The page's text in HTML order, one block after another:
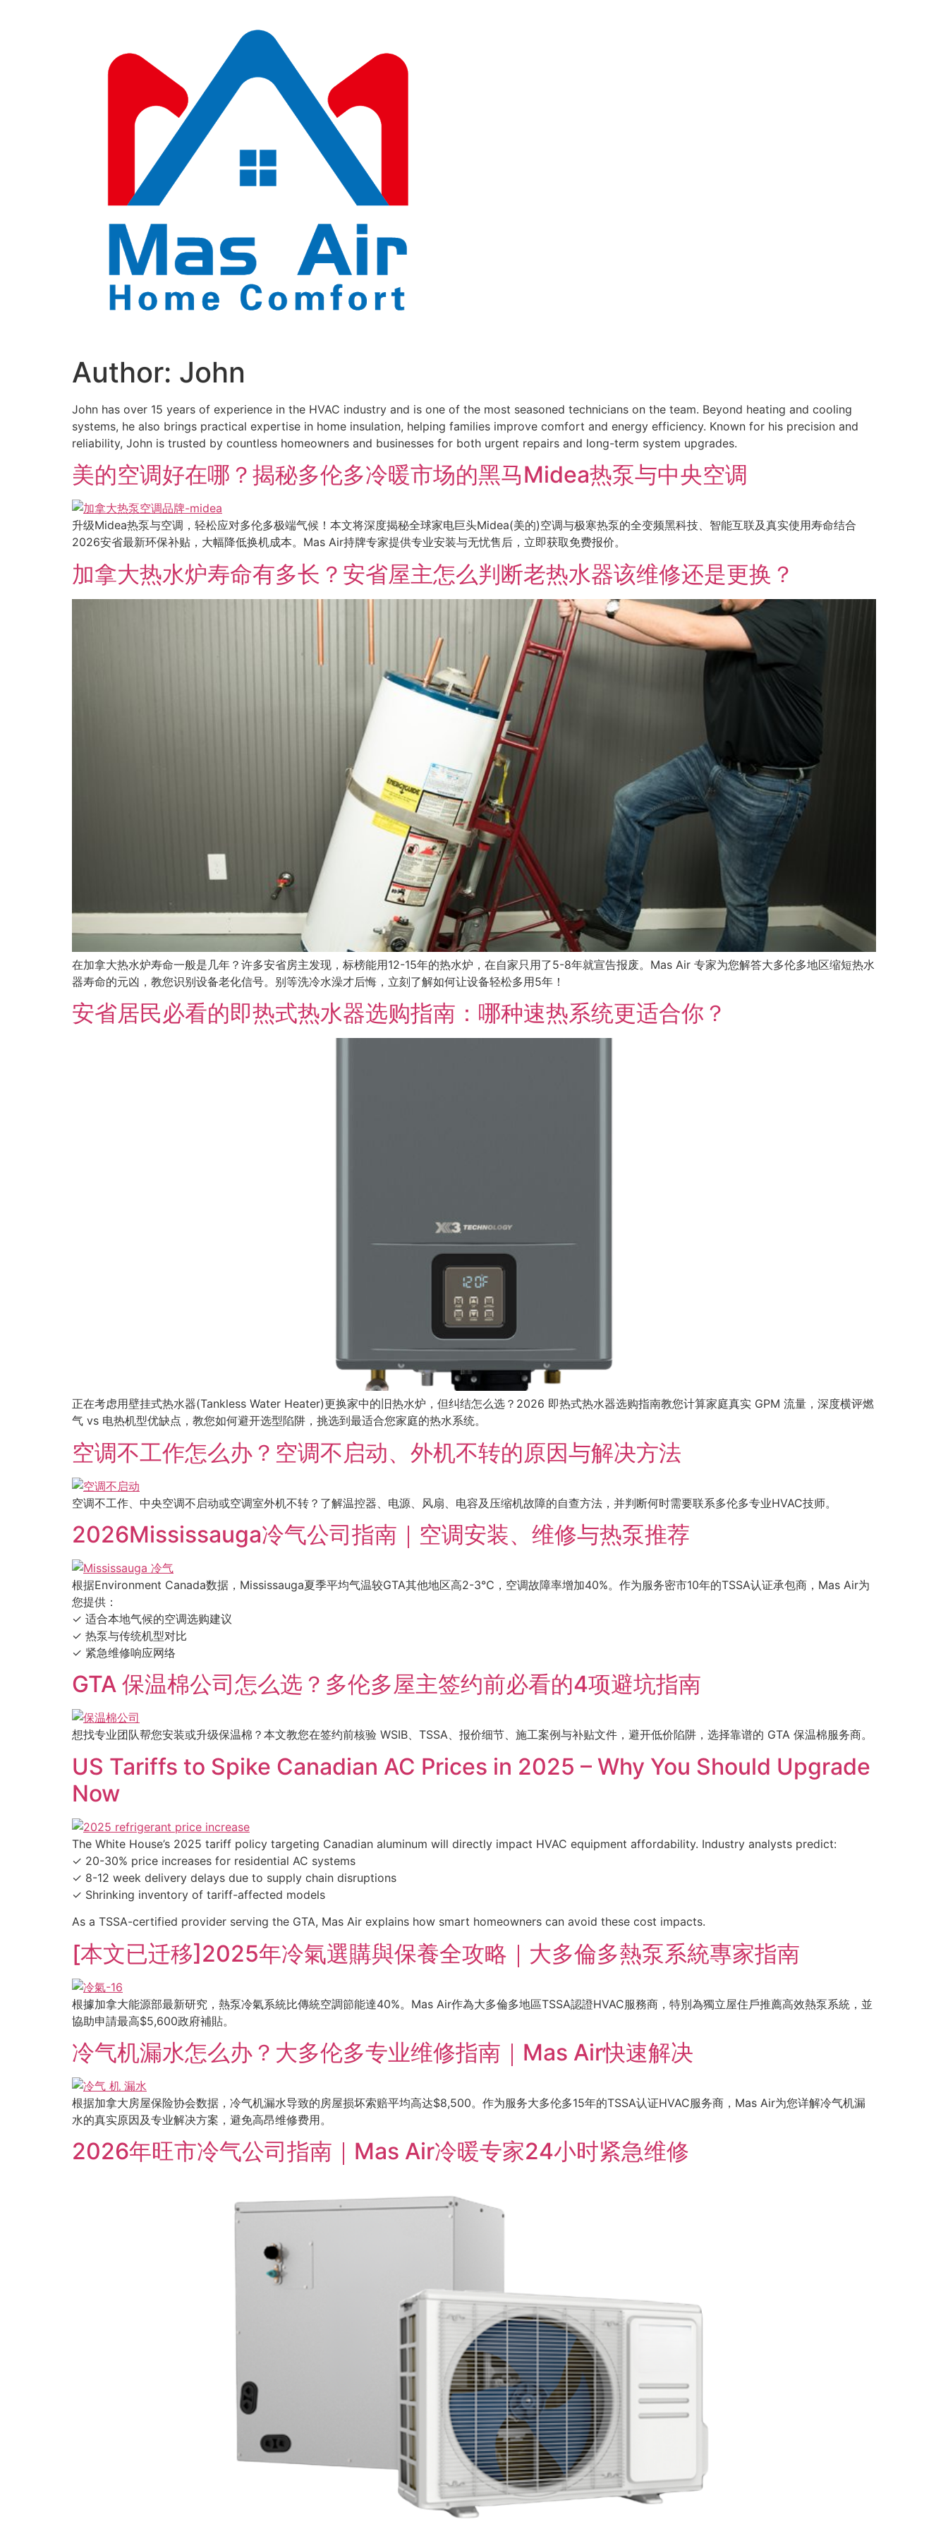
Author: John
John has over 15 years of experience in the HVAC industry and is one of the most seasoned technicians on the team. Beyond heating and cooling
systems, he also brings practical expertise in home insulation, helping families improve comfort and energy efficiency. Known for his precision and
reliability, John is trusted by countless homeowners and businesses for both urgent repairs and long-term system upgrades.
美的空调好在哪？揭秘多伦多冷暖市场的黑马Midea热泵与中央空调
升级Midea热泵与空调，轻松应对多伦多极端气候！本文将深度揭秘全球家电巨头Midea(美的)空调与极寒热泵的全变频黑科技、智能互联及真实使用寿命结合
2026安省最新环保补贴，大幅降低换机成本。Mas Air持牌专家提供专业安装与无忧售后，立即获取免费报价。
加拿大热水炉寿命有多长？安省屋主怎么判断老热水器该维修还是更换？
在加拿大热水炉寿命一般是几年？许多安省房主发现，标榜能用12-15年的热水炉，在自家只用了5-8年就宣告报废。Mas Air 专家为您解答大多伦多地区缩短热水
器寿命的元凶，教您识别设备老化信号。别等洗冷水澡才后悔，立刻了解如何让设备轻松多用5年！
安省居民必看的即热式热水器选购指南：哪种速热系统更适合你？
正在考虑用壁挂式热水器(Tankless Water Heater)更换家中的旧热水炉，但纠结怎么选？2026 即热式热水器选购指南教您计算家庭真实 GPM 流量，深度横评燃
气 vs 电热机型优缺点，教您如何避开选型陷阱，挑选到最适合您家庭的热水系统。
空调不工作怎么办？空调不启动、外机不转的原因与解决方法
空调不工作、中央空调不启动或空调室外机不转？了解温控器、电源、风扇、电容及压缩机故障的自查方法，并判断何时需要联系多伦多专业HVAC技师。
2026Mississauga冷气公司指南｜空调安装、维修与热泵推荐
根据Environment Canada数据，Mississauga夏季平均气温较GTA其他地区高2-3℃，空调故障率增加40%。作为服务密市10年的TSSA认证承包商，Mas Air为
您提供：
✓ 适合本地气候的空调选购建议
✓ 热泵与传统机型对比
✓ 紧急维修响应网络
GTA 保温棉公司怎么选？多伦多屋主签约前必看的4项避坑指南
想找专业团队帮您安装或升级保温棉？本文教您在签约前核验 WSIB、TSSA、报价细节、施工案例与补贴文件，避开低价陷阱，选择靠谱的 GTA 保温棉服务商。
US Tariffs to Spike Canadian AC Prices in 2025 – Why You Should Upgrade
Now
The White House’s 2025 tariff policy targeting Canadian aluminum will directly impact HVAC equipment affordability. Industry analysts predict:
✓ 20-30% price increases for residential AC systems
✓ 8-12 week delivery delays due to supply chain disruptions
✓ Shrinking inventory of tariff-affected models
As a TSSA-certified provider serving the GTA, Mas Air explains how smart homeowners can avoid these cost impacts.
[本文已迁移]2025年冷氣選購與保養全攻略｜大多倫多熱泵系統專家指南
根據加拿大能源部最新研究，熱泵冷氣系統比傳統空調節能達40%。Mas Air作為大多倫多地區TSSA認證HVAC服務商，特別為獨立屋住戶推薦高效熱泵系統，並
協助申請最高$5,600政府補貼。
冷气机漏水怎么办？大多伦多专业维修指南｜Mas Air快速解决
根据加拿大房屋保险协会数据，冷气机漏水导致的房屋损坏索赔平均高达$8,500。作为服务大多伦多15年的TSSA认证HVAC服务商，Mas Air为您详解冷气机漏
水的真实原因及专业解决方案，避免高昂维修费用。
2026年旺市冷气公司指南｜Mas Air冷暖专家24小时紧急维修